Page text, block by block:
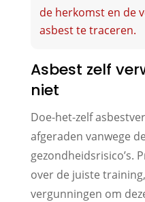
de herkomst en de
asbest te traceren.
Asbest zelf
niet
Doe-het-zelf
afgeraden vanwege
gezondheidsrisico’s.
over de juiste
vergunningen om